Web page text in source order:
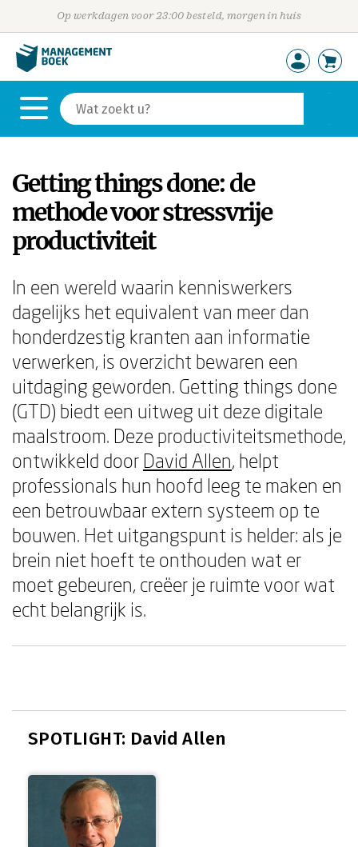
Op werkdagen voor 23:00 besteld, morgen in huis
Getting things done: de
methode voor stressvrije
productiviteit
In een wereld waarin kenniswerkers
dagelijks het equivalent van meer dan
honderdzestig kranten aan informatie
verwerken, is overzicht bewaren een
uitdaging geworden. Getting things done
(GTD) biedt een uitweg uit deze digitale
maalstroom. Deze productiviteitsmethode,
ontwikkeld door David Allen, helpt
professionals hun hoofd leeg te maken en
een betrouwbaar extern systeem op te
bouwen. Het uitgangspunt is helder: als je
brein niet hoeft te onthouden wat er
moet gebeuren, creëer je ruimte voor wat
echt belangrijk is.
SPOTLIGHT: David Allen